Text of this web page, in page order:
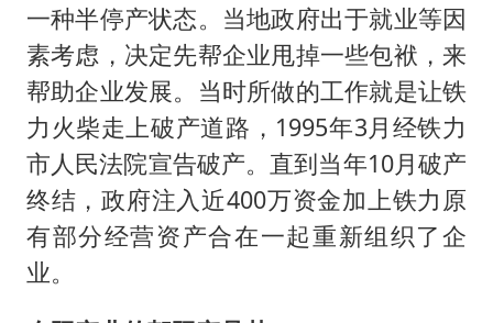
一种半停产状态。当地政府出于就业等因
素考虑，决定先帮企业甩掉一些包袱，来
帮助企业发展。当时所做的工作就是让铁
力火柴走上破产道路，1995年3月经铁力
市人民法院宣告破产。直到当年10月破产
终结，政府注入近400万资金加上铁力原
有部分经营资产合在一起重新组织了企
业。